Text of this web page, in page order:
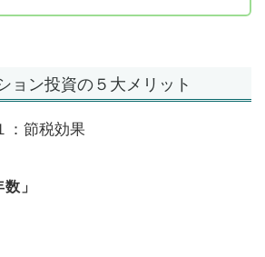
ョン投資の５大メリット
：節税効果
」